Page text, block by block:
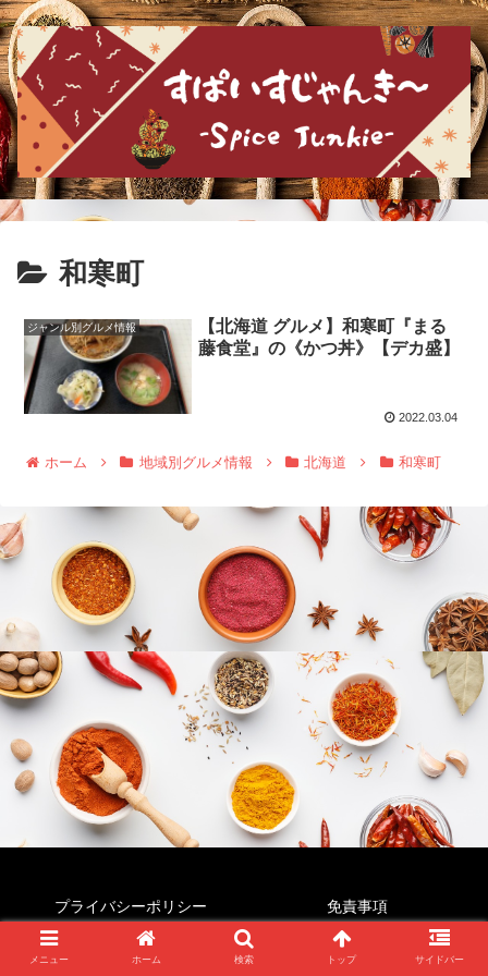
和寒町
ジャンル別グルメ情報
【北海道 グルメ】和寒町『まる
藤食堂』の《かつ丼》【デカ盛】
2022.03.04
ホーム 地域別グルメ情報 北海道 和寒町
プライバシーポリシー 免責事項
© 2022 すぱいすじゃんき～.
メニュー ホーム 検索 トップ サイドバー